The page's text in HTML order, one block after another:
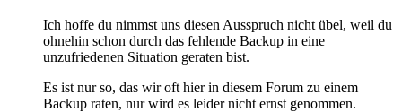
Ich hoffe du nimmst uns diesen Ausspruch nicht übel, weil du
ohnehin schon durch das fehlende Backup in eine
unzufriedenen Situation geraten bist.
Es ist nur so, das wir oft hier in diesem Forum zu einem
Backup raten, nur wird es leider nicht ernst genommen.